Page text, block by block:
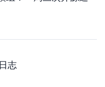
志